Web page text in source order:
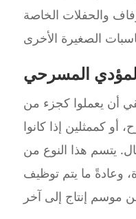
والحفلات الخاصة
المسرحي
أن يعملوا كجزء من
أو كممثلين إذا كانوا
يتسم هذا النوع من
وعادةً ما يتم توظيف